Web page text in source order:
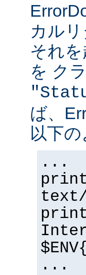
カル
それ
を ク
ば、
以下
...
...